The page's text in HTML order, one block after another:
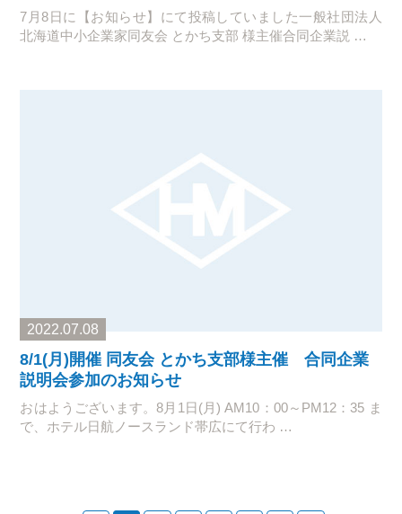
7月8日に【お知らせ】にて投稿していました一般社団法人
北海道中小企業家同友会 とかち支部 様主催合同企業説 …
2022.07.08
8/1(月)開催 同友会 とかち支部様主催 合同企業
説明会参加のお知らせ
おはようございます。8月1日(月) AM10：00～PM12：35 ま
で、ホテル日航ノースランド帯広にて行わ …